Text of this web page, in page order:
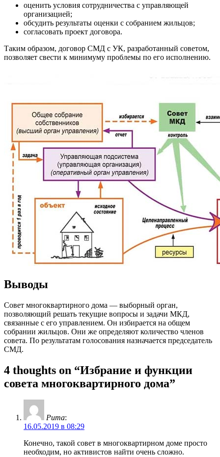
оценить условия сотрудничества с управляющей
организацией;
обсудить результаты оценки с собранием жильцов;
согласовать проект договора.
Таким образом, договор СМД с УК, разработанный советом,
позволяет свести к минимуму проблемы по его исполнению.
Выводы
Совет многоквартирного дома — выборный орган,
позволяющий решать текущие вопросы и задачи МКД,
связанные с его управлением. Он избирается на общем
собрании жильцов. Они же определяют количество членов
совета. По результатам голосования назначается председатель
СМД.
4 thoughts on “Избрание и функции
совета многоквартирного дома”
Рита:
16.05.2019 в 08:29
Конечно, такой совет в многоквартирном доме просто
необходим, но активистов найти очень сложно.